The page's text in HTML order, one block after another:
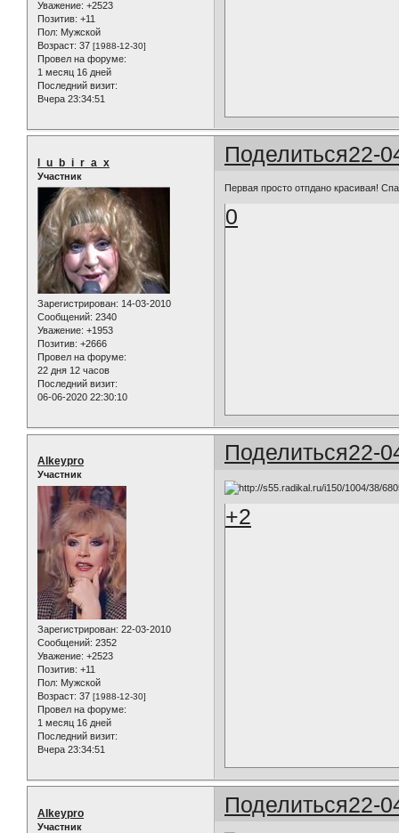
Уважение: +2523
Позитив: +11
Пол: Мужской
Возраст: 37 [1988-12-30]
Провел на форуме:
1 месяц 16 дней
Последний визит:
Вчера 23:34:51
Поделиться22-
l_u_b_i_r_a_x
Участник
Зарегистрирован: 14-03-2010
Сообщений: 2340
Уважение: +1953
Позитив: +2666
Провел на форуме:
22 дня 12 часов
Последний визит:
06-06-2020 22:30:10
Первая просто отпдано красивая!
0
Поделиться22-
Alkeypro
Участник
Зарегистрирован: 22-03-2010
Сообщений: 2352
Уважение: +2523
Позитив: +11
Пол: Мужской
Возраст: 37 [1988-12-30]
Провел на форуме:
1 месяц 16 дней
Последний визит:
Вчера 23:34:51
+2
Поделиться22-
Alkeypro
Участник